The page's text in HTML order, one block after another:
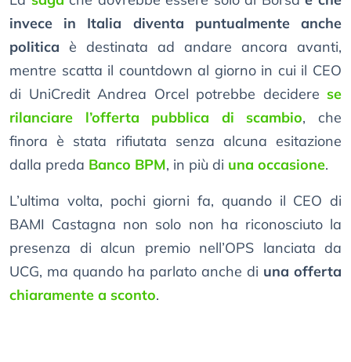
invece in Italia diventa puntualmente anche
politica è destinata ad andare ancora avanti,
mentre scatta il countdown al giorno in cui il CEO
di UniCredit Andrea Orcel potrebbe decidere se
rilanciare l’offerta pubblica di scambio, che
finora è stata rifiutata senza alcuna esitazione
dalla preda Banco BPM, in più di una occasione.
L’ultima volta, pochi giorni fa, quando il CEO di
BAMI Castagna non solo non ha riconosciuto la
presenza di alcun premio nell’OPS lanciata da
UCG, ma quando ha parlato anche di una offerta
chiaramente a sconto.